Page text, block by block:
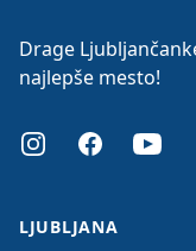
Drage
najlepše mesto!
InstagramFacebookYoutube
LJUBLJANA